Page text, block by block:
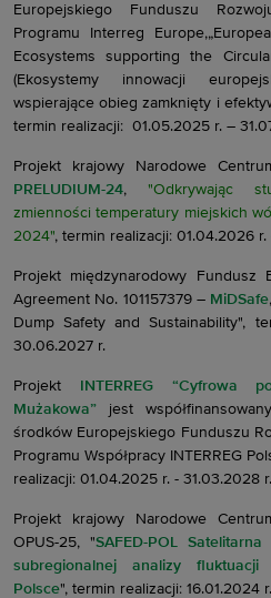
Europejskiego Funduszu
Programu Interreg
Ecosystems supporting the
(Ekosystemy innowacji
wspierające obieg zamknięty i
termin realizacji: 01.05.2025 r. –
Projekt krajowy Narodowe
PRELUDIUM-24, "Odkrywając
zmienności temperatury miejskich
2024", termin realizacji: 01.04.2026 r.
Projekt międzynarodowy Fundusz
Agreement No. 101157379 –MiDSafe
Dump Safety and Sustainability",
30.06.2027 r.
Projekt INTERREG “Cyfrowa
Mużakowa” jest
środków Europejskiego Funduszu
Programu Współpracy INTERREG
realizacji: 01.04.2025 r. - 31.03.2028 r.
Projekt krajowy Narodowe
OPUS-25, "SAFED-POL
subregionalnej analizy
Polsce", termin realizacji: 16.01.2024